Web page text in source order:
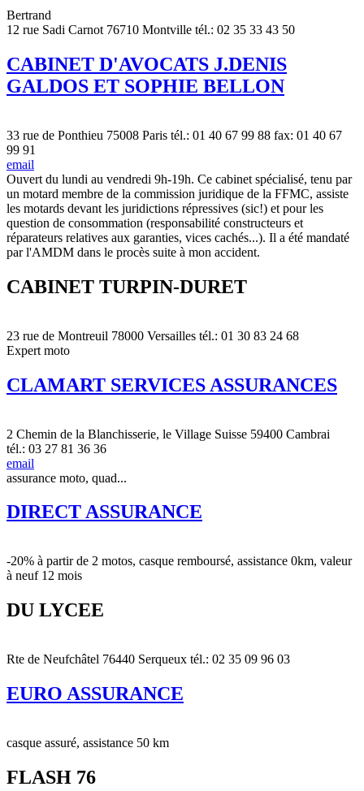
Bertrand
12 rue Sadi Carnot 76710 Montville tél.: 02 35 33 43 50
CABINET D'AVOCATS J.DENIS
GALDOS ET SOPHIE BELLON
33 rue de Ponthieu 75008 Paris tél.: 01 40 67 99 88 fax: 01 40 67
99 91
email
Ouvert du lundi au vendredi 9h-19h. Ce cabinet spécialisé, tenu par
un motard membre de la commission juridique de la FFMC, assiste
les motards devant les juridictions répressives (sic!) et pour les
question de consommation (responsabilité constructeurs et
réparateurs relatives aux garanties, vices cachés...). Il a été mandaté
par l'AMDM dans le procès suite à mon accident.
CABINET TURPIN-DURET
23 rue de Montreuil 78000 Versailles tél.: 01 30 83 24 68
Expert moto
CLAMART SERVICES ASSURANCES
2 Chemin de la Blanchisserie, le Village Suisse 59400 Cambrai
tél.: 03 27 81 36 36
email
assurance moto, quad...
DIRECT ASSURANCE
-20% à partir de 2 motos, casque remboursé, assistance 0km, valeur
à neuf 12 mois
DU LYCEE
Rte de Neufchâtel 76440 Serqueux tél.: 02 35 09 96 03
EURO ASSURANCE
casque assuré, assistance 50 km
FLASH 76